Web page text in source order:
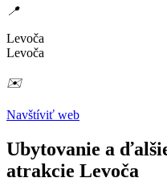
📍
Levoča
Levoča
✉️
Navštíviť web
Ubytovanie a
atrakcie Levoča